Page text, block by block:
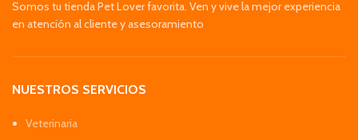
Somos tu tienda Pet Lover favorita. Ven y vive la mejor experiencia
en atención al cliente y asesoramiento
NUESTROS SERVICIOS
Veterinaria